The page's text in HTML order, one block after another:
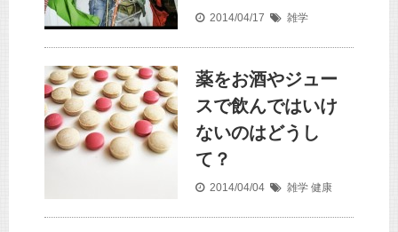
2014/04/17 雑学
薬をお酒やジュー
スで飲んではいけ
ないのはどうし
て？
2014/04/04 雑学 健康